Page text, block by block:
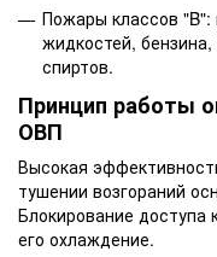
Пожары классов "B":
жидкостей,
спиртов.
Принцип работы
ОВП
Высокая
тушении возгораний
Блокирование доступа
его охлаждение.